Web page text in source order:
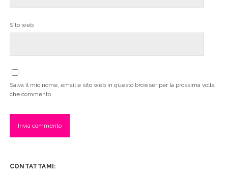
Sito web
Salva il mio nome, email e sito web in questo browser per la prossima volta
che commento.
CONTATTAMI: